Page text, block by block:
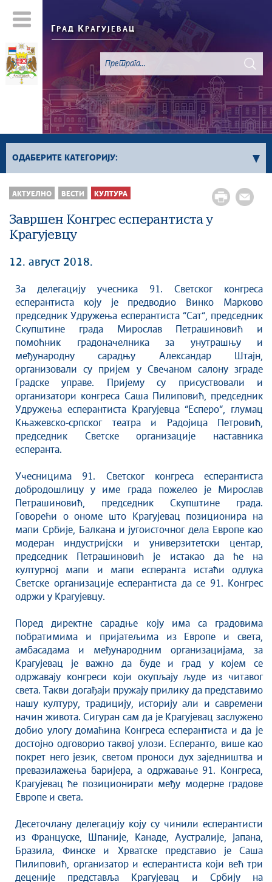
Г РАД К РАГУЈЕВАЦ
ОДАБЕРИТЕ КАТЕГОРИЈУ:
Све вести
Сервисне Информације
Генерално
Односи са јавношћу
Здравство
Социјална заштита
Спорт
Седнице Градског већа
Седнице Скупштине
Туризам
Крагујевац - Град у парку
Екологија
Млади у локалној самоуправи
НВО
Позив за медије
Избори
Октобарске свечаности
Образовање
Савет за координацију послова безбедности
саобраћаја
Људска и мањинска права
АКТУЕЛНО ВЕСТИ КУЛТУРА
Завршен Конгрес есперантиста у
Крагујевцу
12. август 2018.
За делегацију учесника 91. Светског конгреса
есперантиста коју је предводио Винко Марково
председник Удружења есперантиста “Сат“, председник
Скупштине града Мирослав Петрашиновић и
помоћник градоначелника за унутрашњу и
међународну сарадњу Александар Штајн,
организовали су пријем у Свечаном салону зграде
Градске управе. Пријему су присуствовали и
организатори конгреса Саша Пилиповић, председник
Удружења есперантиста Крагујевца “Есперо“, глумац
Књажевско-српског театра и Радојица Петровић,
председник Светске организације наставника
есперанта.
Учесницима 91. Светског конгреса есперантиста
добродошлицу у име града пожелео је Мирослав
Петрашиновић, председник Скупштине града.
Говорећи о ономе што Крагујевац позиционира на
мапи Србије, Балкана и југоисточног дела Европе као
модеран индустријски и универзитетски центар,
председник Петрашиновић је истакао да ће на
културној мапи и мапи есперанта истаћи одлука
Светске организације есперантиста да се 91. Конгрес
одржи у Крагујевцу.
Поред директне сарадње коју има са градовима
побратимима и пријатељима из Европе и света,
амбасадама и међународним организацијама, за
Крагујевац је важно да буде и град у којем се
одржавају конгреси који окупљају људе из читавог
света. Такви догађаји пружају прилику да представимо
нашу културу, традицију, историју али и савремени
начин живота. Сигуран сам да је Крагујевац заслужено
добио улогу домаћина Конгреса есперантиста и да је
достојно одговорио таквој улози. Есперанто, више као
покрет него језик, светом проноси дух заједништва и
превазилажења баријера, а одржавање 91. Конгреса,
Крагујевац ће позиционирати међу модерне градове
Европе и света.
Десеточлану делегацију коју су чинили есперантисти
из Француске, Шпаније, Канаде, Аустралије, Јапана,
Бразила, Финске и Хрватске представио је Саша
Пилиповић, организатор и есперантиста који већ три
деценије представља Крагујевац и Србију на